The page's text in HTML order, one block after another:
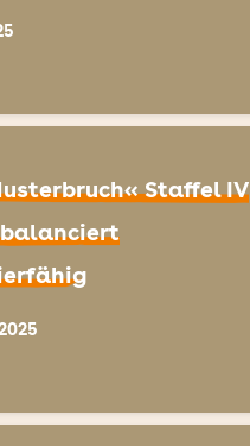
Staffel IV